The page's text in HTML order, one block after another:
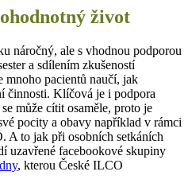
život
náročný, ale s vhodnou podporou
a sdílením zkušeností
mnoho pacientů naučí, jak
činnosti. Klíčová je i podpora
může cítit osaměle, proto je
pocity a obavy například v rámci
A to jak při osobních setkáních
uzavřené facebookové skupiny
, kterou České ILCO